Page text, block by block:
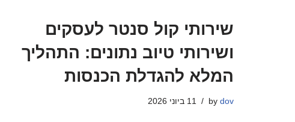
שירותי קול סנטר לעסקים
ושירותי טיוב נתונים: התהליך
המלא להגדלת הכנסות
by dov 11 ביוני 2026